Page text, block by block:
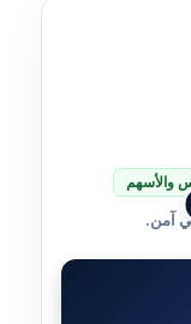
والأسهم
آمن.